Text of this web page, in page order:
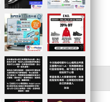
| 更新:1970-01-01